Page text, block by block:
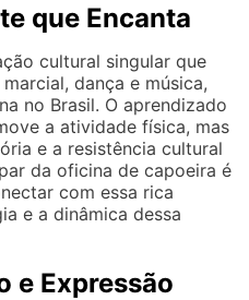
que Encanta
cultural singular que
dança e música,
no Brasil. O aprendizado
a atividade física, mas
e a resistência cultural
da oficina de capoeira é
com essa rica
e a dinâmica dessa
e Expressão